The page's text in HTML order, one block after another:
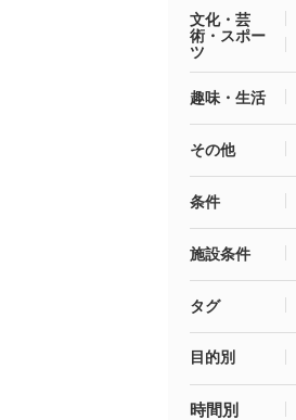
文化・芸
術・スポー
ツ
趣味・生活
その他
条件
施設条件
タグ
目的別
時間別